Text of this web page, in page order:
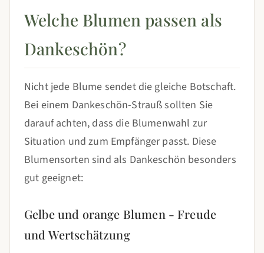
Welche Blumen passen als
Dankeschön?
Nicht jede Blume sendet die gleiche Botschaft.
Bei einem Dankeschön-Strauß sollten Sie
darauf achten, dass die Blumenwahl zur
Situation und zum Empfänger passt. Diese
Blumensorten sind als Dankeschön besonders
gut geeignet:
Gelbe und orange Blumen - Freude
und Wertschätzung